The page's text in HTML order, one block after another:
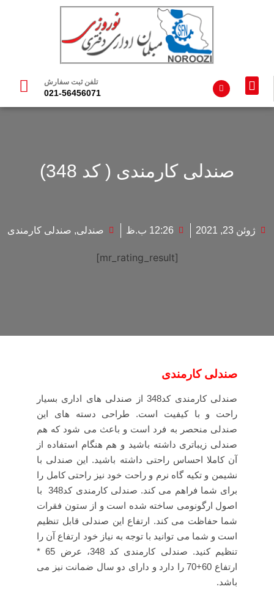
تلفن ثبت سفارش
021-56456071
صندلی کارمندی ( کد 348)
ژوئن 23, 2021 12:26 ب.ظ صندلی, صندلی کارمندی
[mr_rating_result]
صندلی کارمندی
صندلی کارمندی کد348 از صندلی های اداری بسیار
راحت و با کیفیت است. طراحی دسته های این
صندلی منحصر به فرد است و باعث می شود که هم
صندلی زیباتری داشته باشید و هم هنگام استفاده از
آن کاملا احساس راحتی داشته باشید. این صندلی با
نشیمن و تکیه گاه نرم و راحت خود نیز راحتی کامل را
برای شما فراهم می کند. صندلی کارمندی کد348 با
اصول ارگونومی ساخته شده است و از ستون فقرات
شما حفاظت می کند. ارتفاع این صندلی قابل تنظیم
است و شما می توانید با توجه به نیاز خود ارتفاع آن را
تنظیم کنید. صندلی کارمندی کد 348، عرض 65 *
ارتفاع 60+70 را دارد و دارای دو سال ضمانت نیز می
باشد.